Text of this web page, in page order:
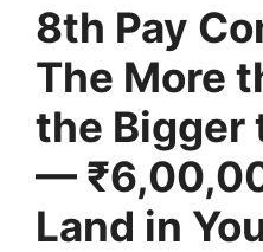
8th Pay
The More
the Bigger
—
Land in